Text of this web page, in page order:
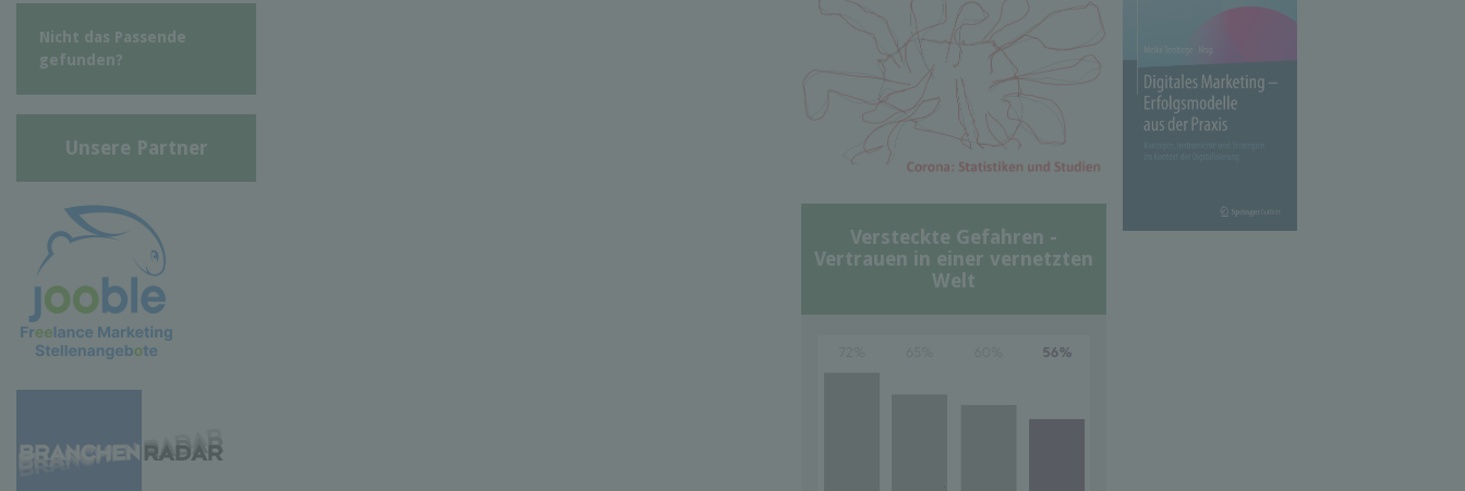
Nicht das Passende
gefunden?
Unsere Partner
Versteckte Gefahren -
Vertrauen in einer vernetzten
Welt